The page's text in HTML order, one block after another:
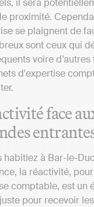
il sera
proximité.
se plaignent de
sont ceux qui
voire d’autres
d'expertise
face
habitiez à Bar-le-
la réactivité,
comptable, est un
pour recevoir